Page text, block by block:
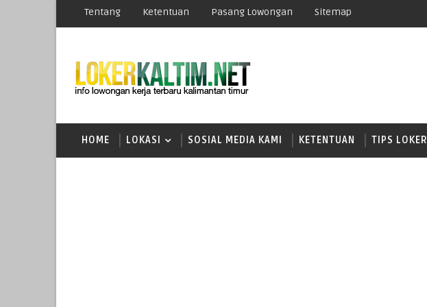
Tentang Ketentuan Pasang Lowongan Sitemap
HOME LOKASI SOSIAL MEDIA KAMI KETENTUAN TIPS LOKER